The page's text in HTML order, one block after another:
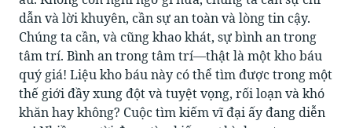
dẫn và lời khuyên, cần sự an toàn và lòng tin cậy.
Chúng ta cần, và cũng khao khát, sự bình an trong
tâm trí. Bình an trong tâm trí—thật là một kho báu
quý giá! Liệu kho báu này có thể tìm được trong một
thế giới đầy xung đột và tuyệt vọng, rối loạn và khó
khăn hay không? Cuộc tìm kiếm vĩ đại ấy đang diễn